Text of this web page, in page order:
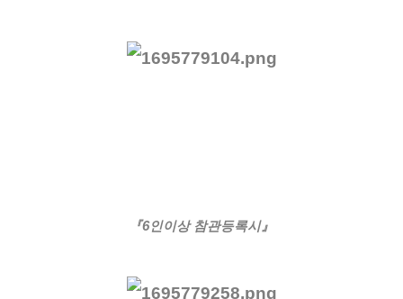
『6인이상 참관등록시』